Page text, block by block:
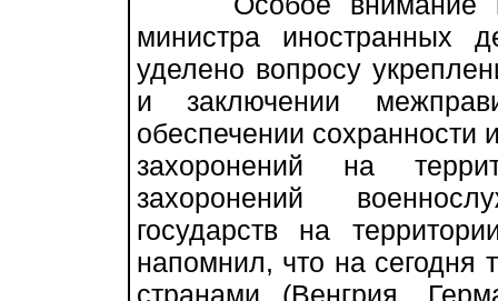
министра
уделено вопросу
и заключении
обеспечении сохранности
захоронений на
захоронений
государств на
напомнил, что на сегодня
странами (Венгрия,